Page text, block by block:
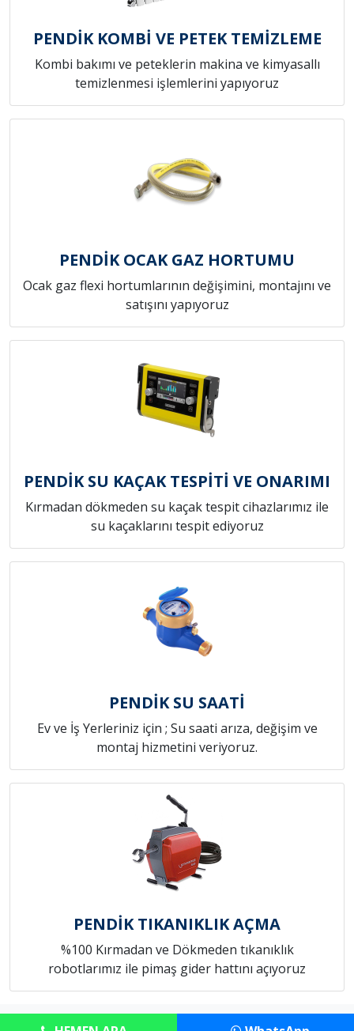
PENDİK KOMBİ VE PETEK TEMİZLEME
Kombi bakımı ve peteklerin makina ve kimyasallı
temizlenmesi işlemlerini yapıyoruz
PENDİK OCAK GAZ HORTUMU
Ocak gaz flexi hortumlarının değişimini, montajını ve
satışını yapıyoruz
PENDİK SU KAÇAK TESPİTİ VE ONARIMI
Kırmadan dökmeden su kaçak tespit cihazlarımız ile
su kaçaklarını tespit ediyoruz
PENDİK SU SAATİ
Ev ve İş Yerleriniz için ; Su saati arıza, değişim ve
montaj hizmetini veriyoruz.
PENDİK TIKANIKLIK AÇMA
%100 Kırmadan ve Dökmeden tıkanıklık
robotlarımız ile pimaş gider hattını açıyoruz
Copyright © Anadolu Tesisat Servisi